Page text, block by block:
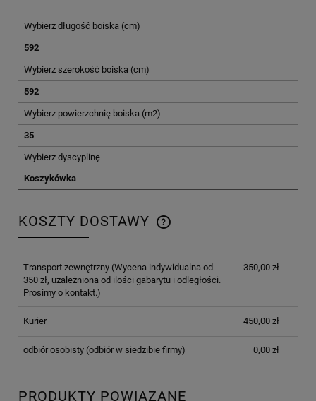
Wybierz długość boiska (cm)
592
Wybierz szerokość boiska (cm)
592
Wybierz powierzchnię boiska (m2)
35
Wybierz dyscyplinę
Koszykówka
KOSZTY DOSTAWY
CENA NIE ZAWIERA EWENTUALNYCH KOSZTÓW
Transport zewnętrzny(Wycena indywidualna od
350 zł, uzależniona od ilości gabarytu i odległości.
Prosimy o kontakt.)
350,00 zł
Kurier 450,00 zł
odbiór osobisty(odbiór w siedzibie firmy) 0,00 zł
PRODUKTY POWIĄZANE